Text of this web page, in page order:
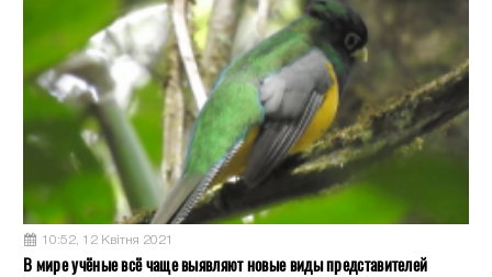
10:52, 12 Квітня 2021
В мире учёные всё чаще выявляют новые виды представителей